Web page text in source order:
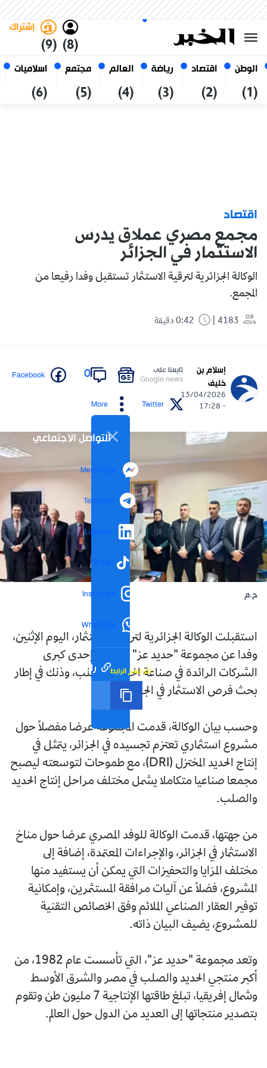
الوطن
(1)
اقتصاد
(2)
رياضة
(3)
العالم
(4)
مجتمع
(5)
اسلاميات
(6)
(8)
إشتراك
(9)
06 أغسطس 2026
الجزائر
اقتصاد
مجمع مصري عملاق يدرس
الاستثمار في الجزائر
الوكالة الجزائرية لترقية الاستثمار تستقبل وفدا رفيعا من
المجمع.
4183
إسلام بن
خليف
13/04/2026
- 17:28
تابعنا على
Google news
0
Facebook
Twitter
More
التواصل الاجتماعي
Messenger
Telegram
LinkedIn
TikTok
Instagram
WhatsApp
رابط مختصر تم نسخ الرابط
ح.م
استقبلت الوكالة الجزائرية لترقية الاستثمار، اليوم الإثنين،
وفدا عن مجموعة "حديد عز" المصري، إحدى كبرى
الشركات الرائدة في صناعة الحديد والصلب، وذلك في إطار
بحث فرص الاستثمار في الجزائر.
وحسب بيان الوكالة، قدمت المجموعة عرضا مفصلًا حول
مشروع استثماري تعتزم تجسيده في الجزائر، يتمثل في
إنتاج الحديد المختزل (DRI)، مع طموحات لتوسعته ليصبح
مجمعا صناعيا متكاملا يشمل مختلف مراحل إنتاج الحديد
والصلب.
من جهتها، قدمت الوكالة للوفد المصري عرضا حول مناخ
الاستثمار في الجزائر، والإجراءات المعتمدة، إضافة إلى
مختلف المزايا والتحفيزات التي يمكن أن يستفيد منها
المشروع، فضلًا عن آليات مرافقة المستثمرين، وإمكانية
توفير العقار الصناعي الملائم وفق الخصائص التقنية
للمشروع، يضيف البيان ذاته.
وتعد مجموعة "حديد عز"، التي تأسست عام 1982، من
أكبر منتجي الحديد والصلب في مصر والشرق الأوسط
وشمال إفريقيا، تبلغ طاقتها الإنتاجية 7 مليون طن وتقوم
بتصدير منتجاتها إلى العديد من الدول حول العالم.